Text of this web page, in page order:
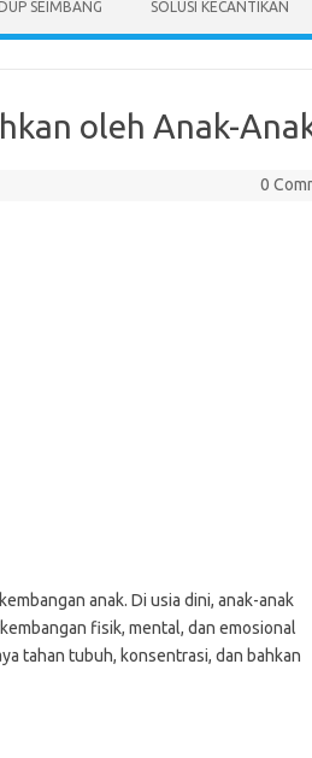
SEIMBANG SOLUSI KECANTIKAN
oleh Anak-
0
anak. Di usia dini, anak-anak
fisik, mental, dan emosional
tahan tubuh, konsentrasi, dan bahkan